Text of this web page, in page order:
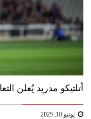
أتلتيكو مدريد يُعلن
يونيو 10, 2025